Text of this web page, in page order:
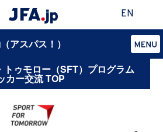
EN
アスパス！）
トゥモロー（SFT）プログラム
カー交流 TOP